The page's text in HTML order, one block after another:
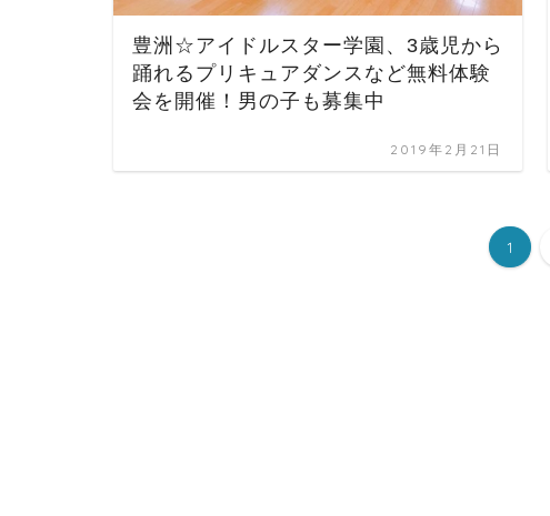
豊洲☆アイドルスター学園、3歳児から
踊れるプリキュアダンスなど無料体験
会を開催！男の子も募集中
2019年2月21日
1